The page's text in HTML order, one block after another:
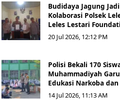
Budidaya Jagung
Kolaborasi Polsek
Leles Lestari
20 Jul 2026, 12:12 PM
Polisi Bekali 170
Muhammadiyah
Edukasi Narkoba
14 Jul 2026, 11:13 AM